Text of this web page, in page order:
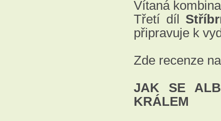
Vítaná
Třetí díl
připravuje k
Zde recenze
JAK SE
KRÁLEM